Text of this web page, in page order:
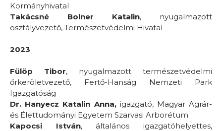
Kormányhivatal
Takácsné Bolner Katalin, nyugalmazott
osztályvezető, Természetvédelmi Hivatal
2023
Fülöp Tibor, nyugalmazott természetvédelmi
őrkeröletvezető, Fertő-Hanság Nemzeti Park
Igazgatóság
Dr. Hanyecz Katalin Anna, igazgató, Magyar Agrár-
és Élettudományi Egyetem Szarvasi Arborétum
Kapocsi István, általános igazgatóhelyettes,